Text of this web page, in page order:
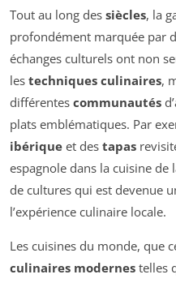
Tout au long des siècles, la
profondément marquée par
échanges culturels ont non
les techniques culinaires,
différentes communautés
plats emblématiques. Par
ibérique et des tapas
espagnole dans la cuisine
de cultures qui est devenue
l’expérience culinaire locale.
Les cuisines du monde, que
culinaires modernes telles